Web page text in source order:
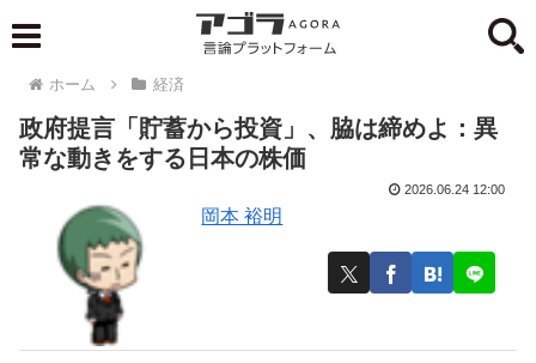
ホーム 経済
政府提言「貯蓄から投資」、脇は締めよ：異
常な動きをする日本の株価
岡本 裕明
2026.06.24 12:00